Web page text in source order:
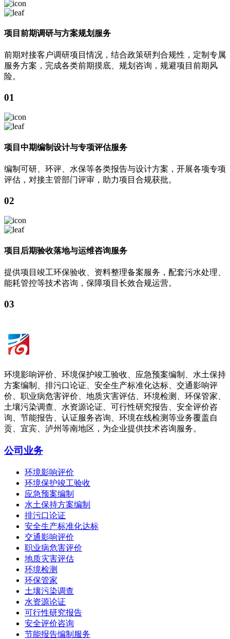
项目前期调研与方案规划服务
前期对接客户调研项目情况，结合政策研判合规性，定制专属
服务方案，完成各类前期摸底、规划咨询，规避项目前期风
险。
01
项目中期编制设计与专项评估服务
编制可研、环评、水保等各类报告与设计方案，开展各项专项
评估，对接主管部门评审，助力项目合规获批。
02
项目后期验收落地与运维咨询服务
提供项目竣工环保验收、资料整理备案服务，配套污水处理、
能耗管控等技术咨询，保障项目长效合规运营。
03
环境影响评价、环境保护竣工验收、应急预案编制、水土保持
方案编制、排污口论证、安全生产标准化达标、交通影响评
价、职业病危害评价、地质灾害评估、环境检测、环保管家、
土壤污染调查、水资源论证、可行性研究报告、安全评价咨
询、节能报告、认证服务咨询、环境在线检测等业务覆盖自
贡、宜宾、泸州等南地区，为企业提供技术咨询服务。
公司业务
环境影响评价
环境保护竣工验收
应急预案编制
水土保持方案编制
排污口论证
安全生产标准化达标
交通影响评价
职业病危害评价
地质灾害评估
环境检测
环保管家
土壤污染调查
水资源论证
可行性研究报告
安全评价咨询
节能报告编制服务